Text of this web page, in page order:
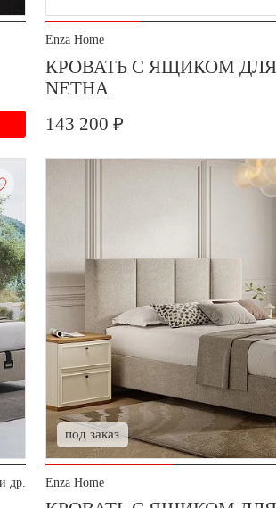
Enza Home
КРОВАТЬ С ЯЩИКОМ
NETHA
143 200 ₽
др.
под заказ
Enza Home